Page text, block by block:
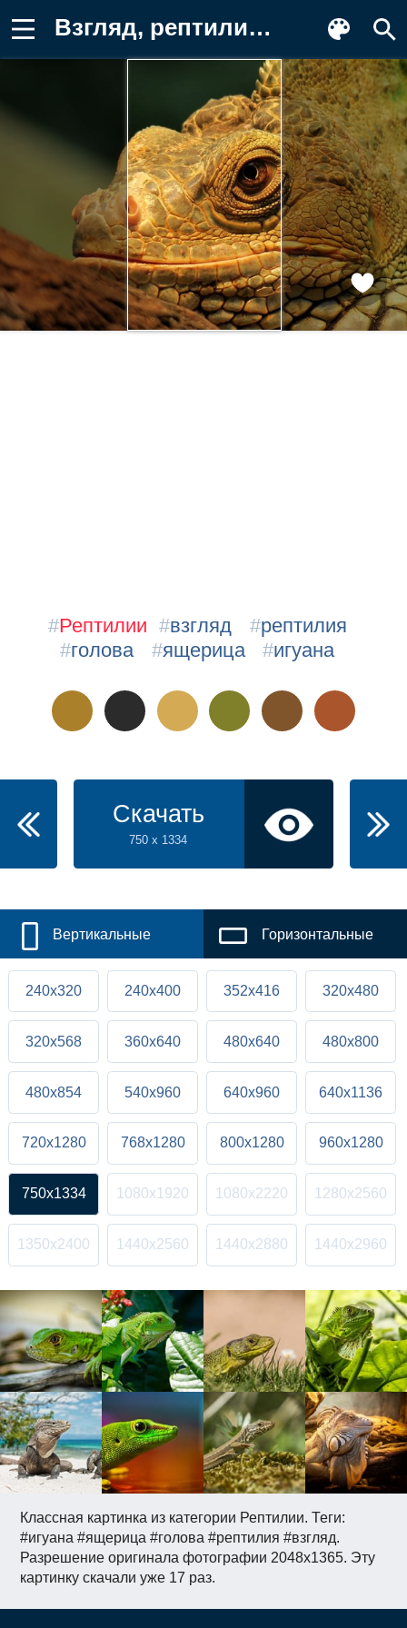
Взгляд, рептилия, голова, ящерица Обои
Классная картинка из категории Рептилии. Теги:
#игуана #ящерица #голова #рептилия #взгляд.
Разрешение оригинала фотографии 2048x1365. Эту
картинку скачали уже 17 раз.
#Рептилии #взгляд #рептилия
#голова #ящерица #игуана
Скачать
750 x 1334
Вертикальные Горизонтальные
240x320 240x400 352x416 320x480
320x568 360x640 480x640 480x800
480x854 540x960 640x960 640x1136
720x1280 768x1280 800x1280 960x1280
750x1334 1080x1920 1080x2220 1280x2560
1350x2400 1440x2560 1440x2880 1440x2960